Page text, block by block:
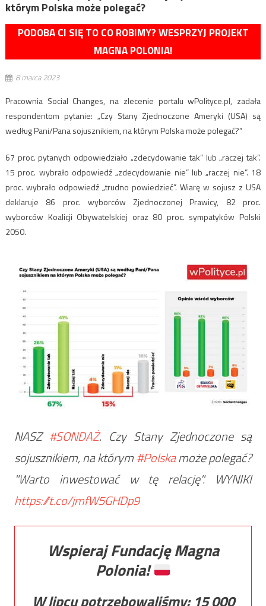
którym Polska może polegać?
PODOBA CI SIĘ TO CO ROBIMY? WESPRZYJ PROJEKT
MAGNA POLONIA!
8 marca 2023
Pracownia Social Changes, na zlecenie portalu wPolityce.pl, zadała
respondentom pytanie: „Czy Stany Zjednoczone Ameryki (USA) są
według Pani/Pana sojusznikiem, na którym Polska może polegać?”
67 proc. pytanych odpowiedziało „zdecydowanie tak” lub „raczej tak”.
15 proc. wybrało odpowiedź „zdecydowanie nie” lub „raczej nie”. 18
proc. wybrało odpowiedź „trudno powiedzieć”. Wiarę w sojusz z USA
deklaruje 86 proc. wyborców Zjednoczonej Prawicy, 82 proc.
wyborców Koalicji Obywatelskiej oraz 80 proc. sympatyków Polski
2050.
NASZ #SONDAŻ. Czy Stany Zjednoczone są
sojusznikiem, na którym#Polskamoże polegać?
"Warto inwestować w tę relację". WYNIKI
https://t.co/jmfW5GHDp9
Wspieraj Fundację Magna
Polonia!
W lipcu potrzebowaliśmy: 15 000